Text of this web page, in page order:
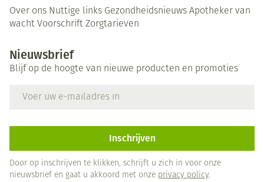
Over ons Nuttige links Gezondheidsnieuws Apotheker van
wacht Voorschrift Zorgtarieven
Nieuwsbrief
Blijf op de hoogte van nieuwe producten en promoties
Inschrijven
Door op inschrijven te klikken, schrijft u zich in voor onze
nieuwsbrief en gaat u akkoord met onze privacy policy.